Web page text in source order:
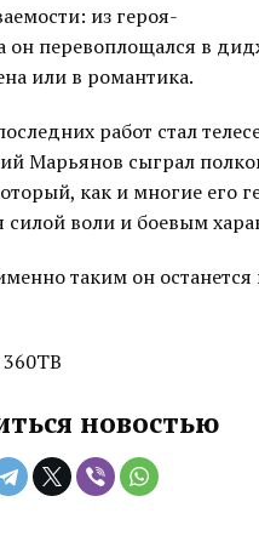
из героя-
он перевоплощался в
или в романтика.
работ стал
Марьянов сыграл
как и многие его
силой воли и боевым
таким он останется
новостью